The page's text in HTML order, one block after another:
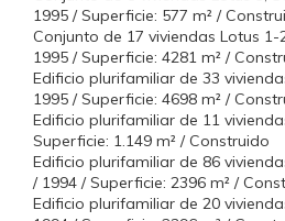
1995 / Superficie: 577 m² /
Conjunto de 17 viviendas Lotus 1-
1995 / Superficie: 4281 m² /
Edificio plurifamiliar de 33
1995 / Superficie: 4698 m² /
Edificio plurifamiliar de 11
Superficie: 1.149 m² / Construido
Edificio plurifamiliar de 86
/ 1994 / Superficie: 2396 m² /
Edificio plurifamiliar de 20